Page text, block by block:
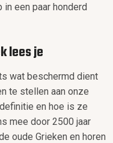
een paar honderd
lees je
wat beschermd dient
te stellen aan onze
en hoe is ze
mee door 2500 jaar
oude Grieken en horen